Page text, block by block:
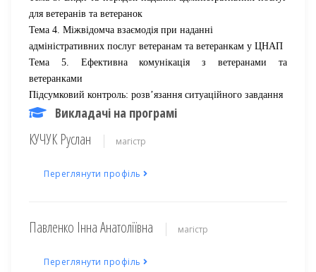
для ветеранів та ветеранок
Тема 4. Міжвідомча взаємодія при наданні
адміністративних послуг ветеранам та ветеранкам у ЦНАП
Тема 5. Ефективна комунікація з ветеранами та
ветеранками
Підсумковий контроль: розв’язання ситуаційного завдання
Викладачі на програмі
КУЧУК Руслан магістр
Переглянути профіль
Павленко Інна Анатоліївна магістр
Переглянути профіль